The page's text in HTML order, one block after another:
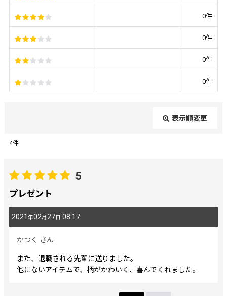
0件
0件
0件
0件
表示順変更
期間:
画像:
星の数:
4件
5
プレゼント
2021 年02月 27 日 08:17
かつく さん
また、退職される先輩に送りました。
他にないアイテムで、柄がかわいく、喜んでくれました。